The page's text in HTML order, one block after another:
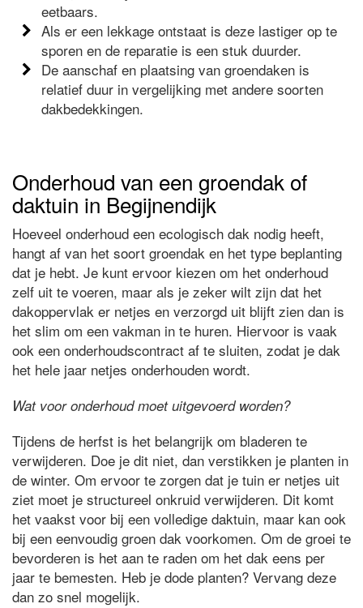
eetbaars.
Als er een lekkage ontstaat is deze lastiger op te
sporen en de reparatie is een stuk duurder.
De aanschaf en plaatsing van groendaken is
relatief duur in vergelijking met andere soorten
dakbedekkingen.
Onderhoud van een groendak of
daktuin in Begijnendijk
Hoeveel onderhoud een ecologisch dak nodig heeft,
hangt af van het soort groendak en het type beplanting
dat je hebt. Je kunt ervoor kiezen om het onderhoud
zelf uit te voeren, maar als je zeker wilt zijn dat het
dakoppervlak er netjes en verzorgd uit blijft zien dan is
het slim om een vakman in te huren. Hiervoor is vaak
ook een onderhoudscontract af te sluiten, zodat je dak
het hele jaar netjes onderhouden wordt.
Wat voor onderhoud moet uitgevoerd worden?
Tijdens de herfst is het belangrijk om bladeren te
verwijderen. Doe je dit niet, dan verstikken je planten in
de winter. Om ervoor te zorgen dat je tuin er netjes uit
ziet moet je structureel onkruid verwijderen. Dit komt
het vaakst voor bij een volledige daktuin, maar kan ook
bij een eenvoudig groen dak voorkomen. Om de groei te
bevorderen is het aan te raden om het dak eens per
jaar te bemesten. Heb je dode planten? Vervang deze
dan zo snel mogelijk.